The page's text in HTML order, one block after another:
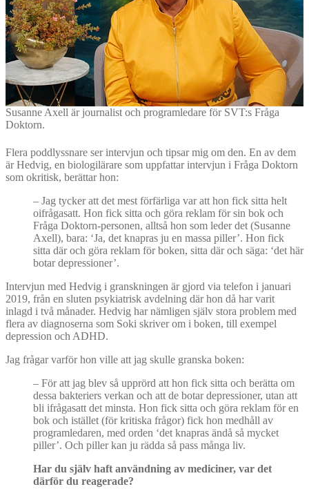
Susanne Axell är journalist och programledare för SVT:s Fråga
Doktorn.
Flera poddlyssnare ser intervjun och tipsar mig om den. En av dem
är Hedvig, en biologilärare som uppfattar intervjun i Fråga Doktorn
som okritisk, berättar hon:
– Jag tycker att det mest förfärliga var att hon fick sitta helt
oifrågasatt. Hon fick sitta och göra reklam för sin bok och
Fråga Doktorn-personen, alltså hon som leder det (Susanne
Axell), bara: ‘Ja, det knapras ju en massa piller’. Hon fick
sitta där och göra reklam för boken, sitta där och säga: ‘det här
botar depressioner’.
Intervjun med Hedvig i granskningen är gjord via telefon i januari
2019, från en sluten psykiatrisk avdelning där hon då har varit
inlagd i två månader. Hedvig har nämligen själv stora problem med
flera av diagnoserna som Soki skriver om i boken, till exempel
depression och ADHD.
Jag frågar varför hon ville att jag skulle granska boken:
– För att jag blev så upprörd att hon fick sitta och berätta om
dessa bakteriers verkan och att de botar depressioner, utan att
bli ifrågasatt det minsta. Hon fick sitta och göra reklam för en
bok och istället (för kritiska frågor) fick hon medhåll av
programledaren, med orden ‘det knapras ändå så mycket
piller’. Och piller kan ju rädda så pass många liv.
Har du själv haft användning av mediciner, var det
därför du reagerade?